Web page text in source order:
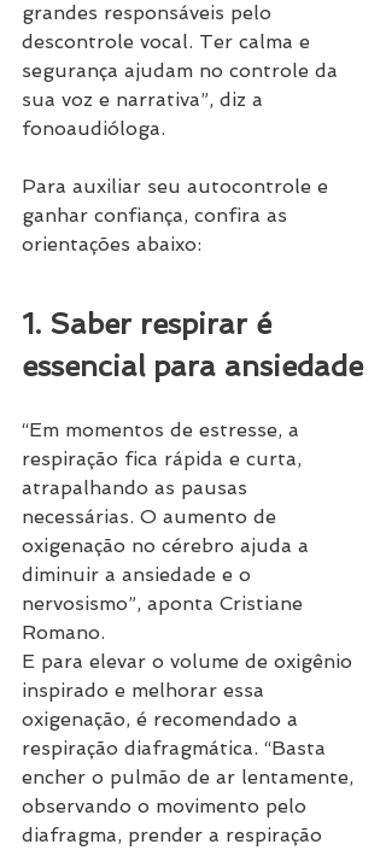
grandes responsáveis pelo
descontrole vocal. Ter calma e
segurança ajudam no controle da
sua voz e narrativa”, diz a
fonoaudióloga.
Para auxiliar seu autocontrole e
ganhar confiança, confira as
orientações abaixo:
1. Saber respirar é
essencial para ansiedade
“Em momentos de estresse, a
respiração fica rápida e curta,
atrapalhando as pausas
necessárias. O aumento de
oxigenação no cérebro ajuda a
diminuir a ansiedade e o
nervosismo”, aponta Cristiane
Romano.
E para elevar o volume de oxigênio
inspirado e melhorar essa
oxigenação, é recomendado a
respiração diafragmática. “Basta
encher o pulmão de ar lentamente,
observando o movimento pelo
diafragma, prender a respiração